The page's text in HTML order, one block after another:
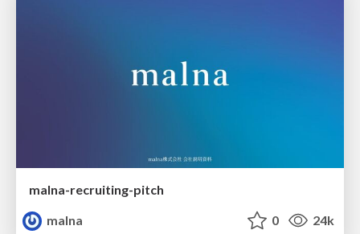
malna-recruiting-pitch
malna
0 24k